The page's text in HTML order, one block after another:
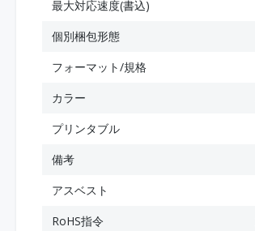
最大対応速度(書込)
個別梱包形態
フォーマット/規格
カラー
プリンタブル
備考
アスベスト
RoHS指令